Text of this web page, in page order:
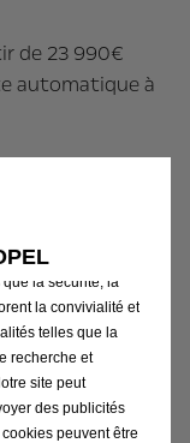
de 23 990€
automatique à
de vous
la sécurité, la
la convivialité et
telles que la
recherche et
site peut
des publicités
peuvent être